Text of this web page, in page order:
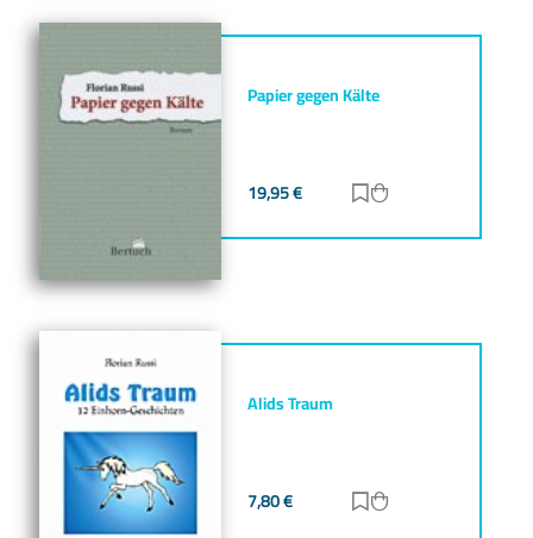
Papier gegen Kälte
19,95€ Zur Merkliste
Alids Traum
7,80€ Zur Merkliste